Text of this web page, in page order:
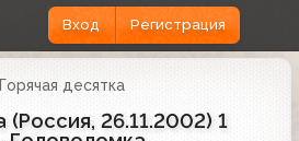
Вход Регистрация
Горячая десятка
(Россия, 26.11.2002) 1